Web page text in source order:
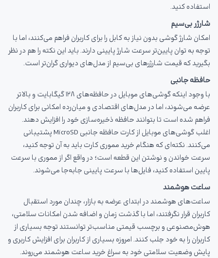
استفاده کنید.
شارژر بی‌سیم
امکان شارژ گوشی بدون نیاز به کابل را برای کاربران فراهم می‌کنند، اما با
توجه به توان پایین‌تر سرعت شارژ پایینی دارند. باید این نکته را هم در نظر
بگیرید که قیمت شارژرهای بی‌سیم از مدل‌های دیواری گران‌تر است.
حافظه جانبی
با وجود اینکه گوشی‌های موبایل در حافظه‌های ۱۲۸ گیگابایت و بالاتر
عرضه می‌شوند، اما در مدل‌های اقتصادی و میان‌رده امکانی برای کاربران
فراهم شده است تا بتوانند حافظه ذخیره‌سازی خود را افزایش دهند.
اغلب گوشی‌های موبایل از کارت حافظه جانبی MicroSD پشتیبانی
می‌کنند. نکته‌ای که هنگام خرید مموری کارت باید به آن توجه کنید،
سرعت خواندن و نوشتن این قطعه است؛ در واقع اگر از مموری با سرعت
پایین استفاده کنید، فایل‌ها با سرعت پایینی جابه‌جا می‌شوند.
ساعت هوشمند
ساعت‌های هوشمند در ابتدای عرضه به بازار، چندان مورد استقبال
کاربران قرار نگرفتند، اما با گذشت زمان و اضافه شدن امکانات سلامتی،
هوش‌مصنوعی و برچسب قیمتی مناسب‌تر توانستند توجه بسیاری از
کاربران را به خود جلب کنند. امروزه بسیاری از کاربران برای افزایش کاربری و
پایش وضعیت سلامتی خود به سراغ خرید ساعت هوشمند می‌روند.